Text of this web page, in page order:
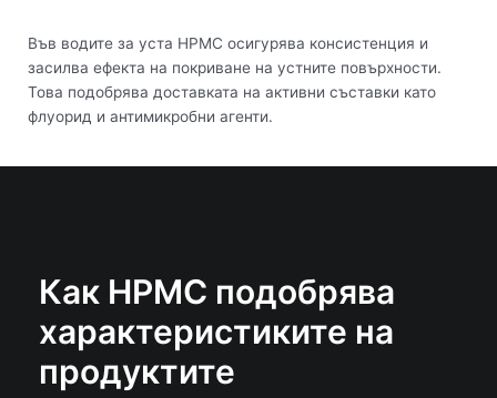
Във водите за уста HPMC осигурява консистенция и
засилва ефекта на покриване на устните повърхности.
Това подобрява доставката на активни съставки като
флуорид и антимикробни агенти.
Как HPMC подобрява
характеристиките на
продуктите